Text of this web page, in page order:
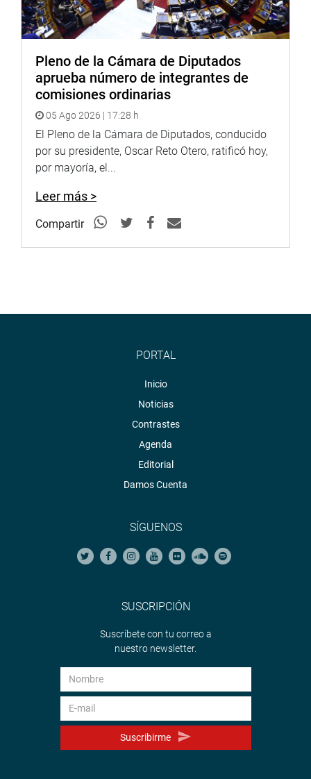
naturales o cualquier escenario que comprometa la
seguridad y el bienestar de la Nación.
OFICINA DE COMUNICACIONES E IMAGEN
INSTITUCIONAL
Pleno de la Cámara de Diputados
aprueba número de integrantes de
comisiones ordinarias
05 Ago 2026 | 17:28 h
El Pleno de la Cámara de Diputados, conducido
por su presidente, Oscar Reto Otero, ratificó hoy,
por mayoría, el...
Leer más >
Compartir
PORTAL
Inicio
Noticias
Contrastes
Agenda
Editorial
Damos Cuenta
SÍGUENOS
SUSCRIPCIÓN
Suscríbete con tu correo a
nuestro newsletter.
Suscribirme